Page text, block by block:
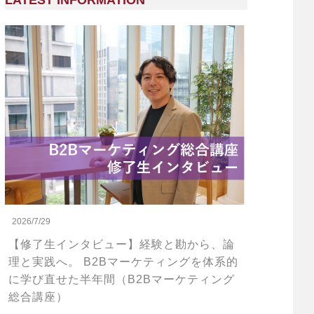
2026/7/29
【修了生インタビュー】経験と勘から、論
理と実践へ。 B2Bマーケティングを体系的
に学び直せた半年間（B2Bマーケティング
総合講座）